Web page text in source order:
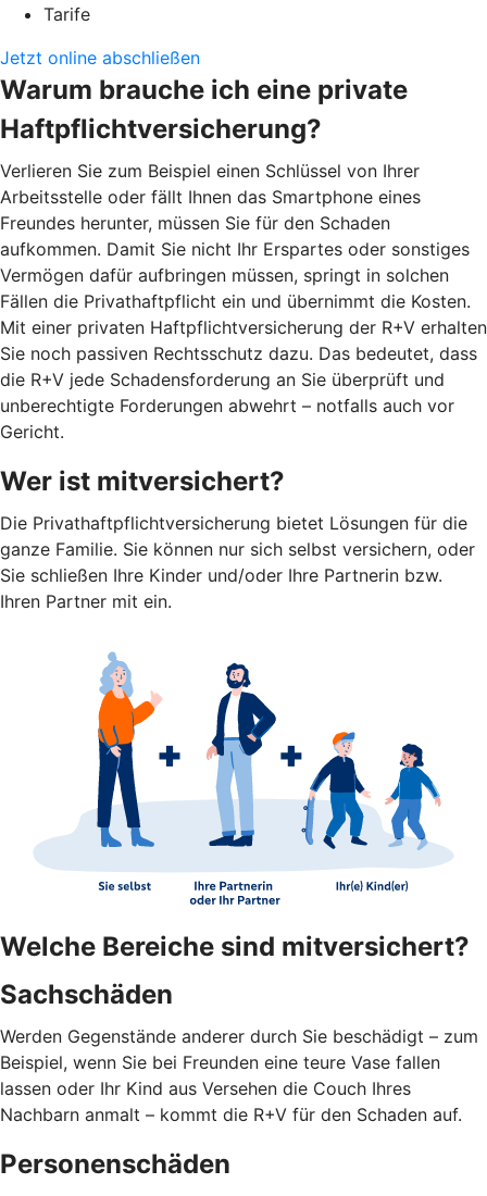
Tarife
Jetzt online abschließen
Warum brauche ich eine private
Haftpflichtversicherung?
Verlieren Sie zum Beispiel einen Schlüssel von Ihrer
Arbeitsstelle oder fällt Ihnen das Smartphone eines
Freundes herunter, müssen Sie für den Schaden
aufkommen. Damit Sie nicht Ihr Erspartes oder sonstiges
Vermögen dafür aufbringen müssen, springt in solchen
Fällen die Privathaftpflicht ein und übernimmt die Kosten.
Mit einer privaten Haftpflichtversicherung der R+V erhalten
Sie noch passiven Rechtsschutz dazu. Das bedeutet, dass
die R+V jede Schadensforderung an Sie überprüft und
unberechtigte Forderungen abwehrt – notfalls auch vor
Gericht.
Wer ist mitversichert?
Die Privathaftpflichtversicherung bietet Lösungen für die
ganze Familie. Sie können nur sich selbst versichern, oder
Sie schließen Ihre Kinder und/oder Ihre Partnerin bzw.
Ihren Partner mit ein.
Welche Bereiche sind mitversichert?
Sachschäden
Werden Gegenstände anderer durch Sie beschädigt – zum
Beispiel, wenn Sie bei Freunden eine teure Vase fallen
lassen oder Ihr Kind aus Versehen die Couch Ihres
Nachbarn anmalt – kommt die R+V für den Schaden auf.
Personenschäden